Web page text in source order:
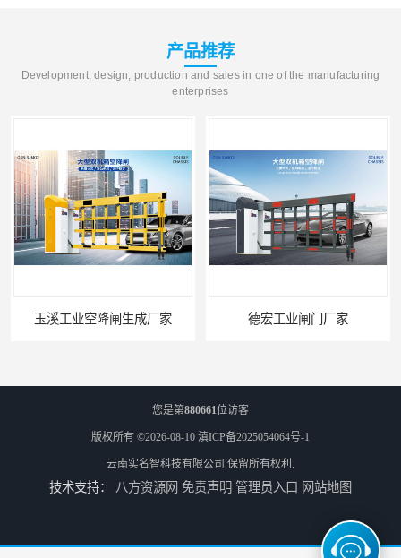
产品推荐
Development, design, production and sales in one of the manufacturing
enterprises
玉溪工业空降闸生成厂家 德宏工业闸门厂家
普洱大型闸门厂家 昆明大型闸门生成厂家
您是第880661位访客
版权所有 ©2026-08-10 滇ICP备2025054064号-1
云南实名智科技有限公司 保留所有权利.
技术支持： 八方资源网 免责声明 管理员入口 网站地图